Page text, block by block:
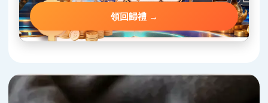
領回歸禮 →